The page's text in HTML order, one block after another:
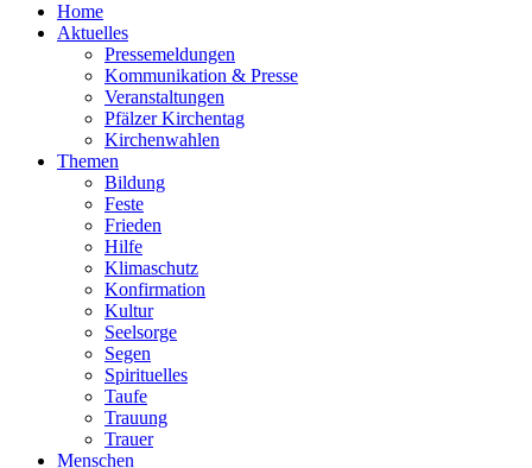
Home
Aktuelles
Pressemeldungen
Kommunikation & Presse
Veranstaltungen
Pfälzer Kirchentag
Kirchenwahlen
Themen
Bildung
Feste
Frieden
Hilfe
Klimaschutz
Konfirmation
Kultur
Seelsorge
Segen
Spirituelles
Taufe
Trauung
Trauer
Menschen